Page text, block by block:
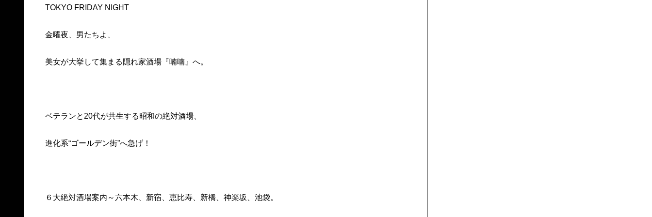
TOKYO FRIDAY NIGHT
金曜夜、男たちよ、
美女が大挙して集まる隠れ家酒場『喃喃』へ。
ベテランと20代が共生する昭和の絶対酒場、
進化系“ゴールデン街”へ急げ！
６大絶対酒場案内～六本木、新宿、恵比寿、新橋、神楽坂、池袋。